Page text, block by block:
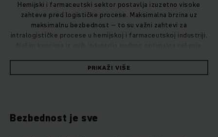
Hemijski i farmaceutski sektor postavlja izuzetno visoke
zahteve pred logističke procese. Maksimalna brzina uz
maksimalnu bezbednost – to su važni zahtevi za
intralogističke procese u hemijskoj i farmaceutskoj industriji.
skladištenja opasnih materija sa zaštitom od eksplozije do
automatizacije skladišta.
PRIKAŽI VIŠE
Bezbednost je sve